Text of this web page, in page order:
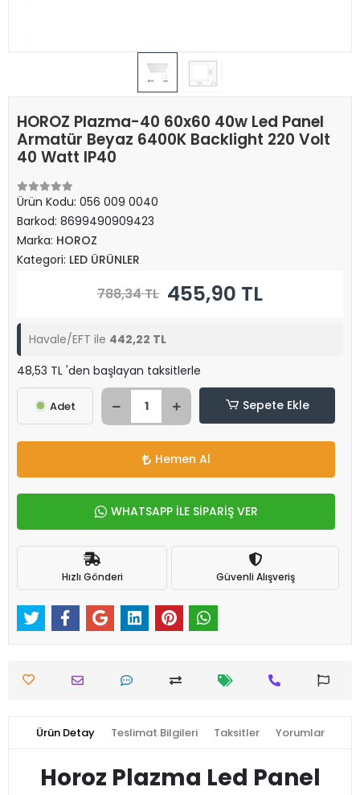
HOROZ Plazma-40 60x60 40w Led Panel
Armatür Beyaz 6400K Backlight 220 Volt
40 Watt IP40
Ürün Kodu: 056 009 0040
Barkod: 8699490909423
Marka: HOROZ
Kategori: LED ÜRÜNLER
788,34 TL 455,90 TL
Havale/EFT ile 442,22 TL
48,53 TL 'den başlayan taksitlerle
Adet Sepete Ekle
Hemen Al
WHATSAPP İLE SİPARİŞ VER
Hızlı Gönderi Güvenli Alışveriş
Ürün Detay Teslimat Bilgileri Taksitler Yorumlar
Horoz Plazma Led Panel